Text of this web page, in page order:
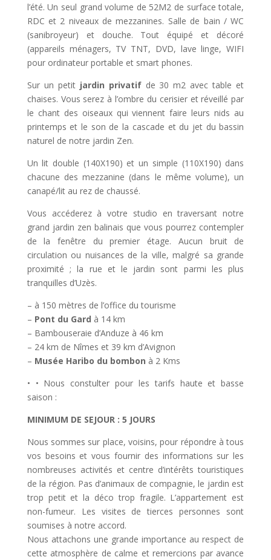
l’été. Un seul grand volume de 52M2 de surface totale,
RDC et 2 niveaux de mezzanines. Salle de bain / WC
(sanibroyeur) et douche. Tout équipé et décoré
(appareils ménagers, TV TNT, DVD, lave linge, WIFI
pour ordinateur portable et smart phones.
Sur un petit jardin privatifde 30 m2 avec table et
chaises. Vous serez à l’ombre du cerisier et réveillé par
le chant des oiseaux qui viennent faire leurs nids au
printemps et le son de la cascade et du jet du bassin
naturel de notre jardin Zen.
Un lit double (140X190) et un simple (110X190) dans
chacune des mezzanine (dans le même volume), un
canapé/lit au rez de chaussé.
Vous accéderez à votre studio en traversant notre
grand jardin zen balinais que vous pourrez contempler
de la fenêtre du premier étage. Aucun bruit de
circulation ou nuisances de la ville, malgré sa grande
proximité ; la rue et le jardin sont parmi les plus
tranquilles d’Uzès.
– à 150 mètres de l’office du tourisme
– Pont du Gard à 14 km
– Bambouseraie d’Anduze à 46 km
– 24 km de Nîmes et 39 km d’Avignon
– Musée Haribo du bombon à 2 Kms
• • Nous constulter pour les tarifs haute et basse
saison :
MINIMUM DE SEJOUR : 5 JOURS
Nous sommes sur place, voisins, pour répondre à tous
vos besoins et vous fournir des informations sur les
nombreuses activités et centre d’intérêts touristiques
de la région. Pas d’animaux de compagnie, le jardin est
trop petit et la déco trop fragile. L’appartement est
non-fumeur. Les visites de tierces personnes sont
soumises à notre accord.
Nous attachons une grande importance au respect de
cette atmosphère de calme et remercions par avance